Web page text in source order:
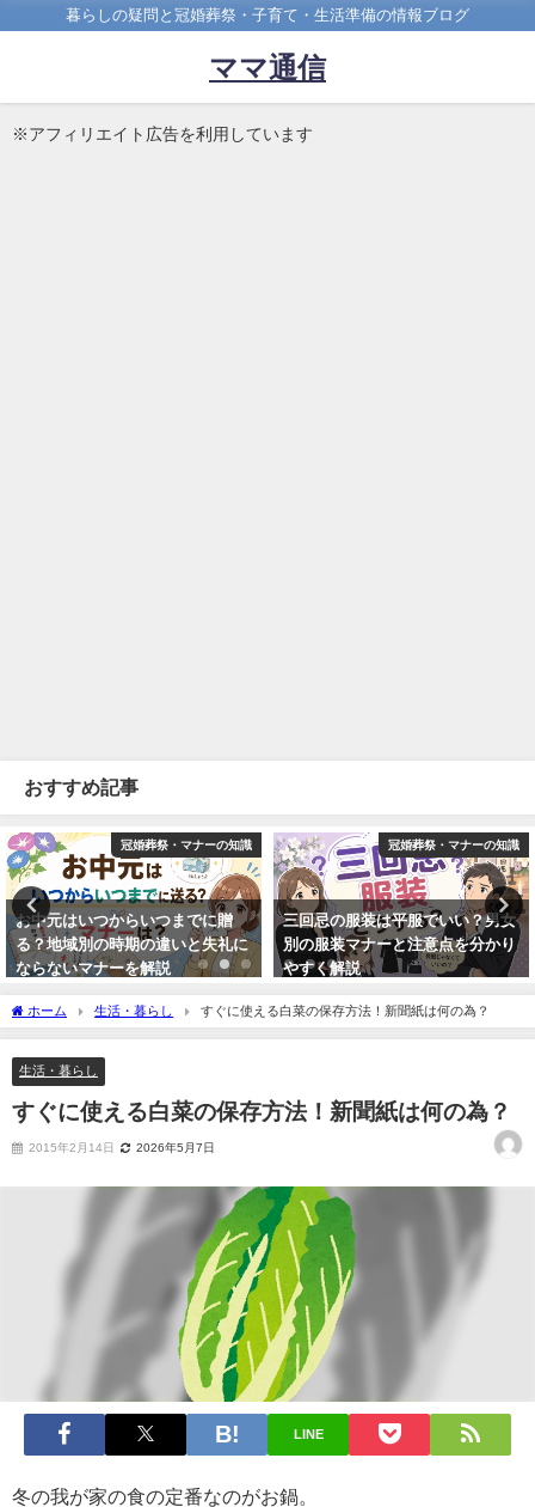
暮らしの疑問と冠婚葬祭・子育て・生活準備の情報ブログ
ママ通信
※アフィリエイト広告を利用しています
おすすめ記事
冠婚葬祭・マナーの知識
三回忌の服装は平服でいい？男女
別の服装マナーと注意点を分かり
やすく解説
冠婚葬祭・マナーの知識
お葬式のストッキングは黒？女性
の服装マナーと髪型・アクセサリ
ーの基本を解説
ホーム 生活・暮らし すぐに使える白菜の保存方法！新聞紙は何の為？
生活・暮らし
すぐに使える白菜の保存方法！新聞紙は何の為？
2015年2月14日 2026年5月7日
LINE
冬の我が家の食の定番なのがお鍋。